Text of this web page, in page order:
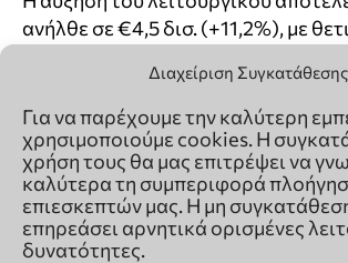
Διαχείριση Συγκατάθεσης
Για να παρέχουμε την καλύτερη
χρησιμοποιούμε cookies. Η
χρήση τους θα μας επιτρέψει να
καλύτερα τη συμπεριφορά
επιεσκεπτών μας. Η μη
επηρεάσει αρνητικά ορισμένες
δυνατότητες.